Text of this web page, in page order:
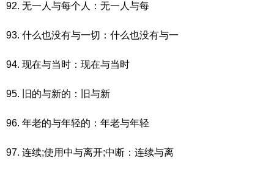
92. 无一人与每个人：无一人与每
93. 什么也没有与一切：什么也没有与一
94. 现在与当时：现在与当时
95. 旧的与新的：旧与新
96. 年老的与年轻的：年老与年轻
97. 连续;使用中与离开;中断：连续与离